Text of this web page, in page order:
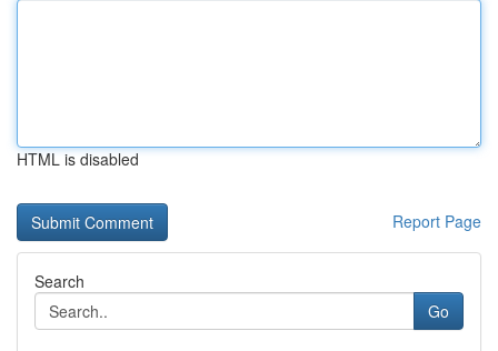
HTML is disabled
Report Page
Search
Go